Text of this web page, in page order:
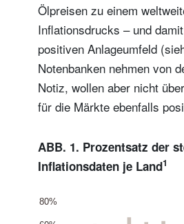
Ölpreisen zu einem
Inflationsdrucks – und
positiven Anlageumfeld
Notenbanken nehmen von
Notiz, wollen aber nicht
für die Märkte ebenfalls
ABB. 1. Prozentsatz der
Inflationsdaten je Land1